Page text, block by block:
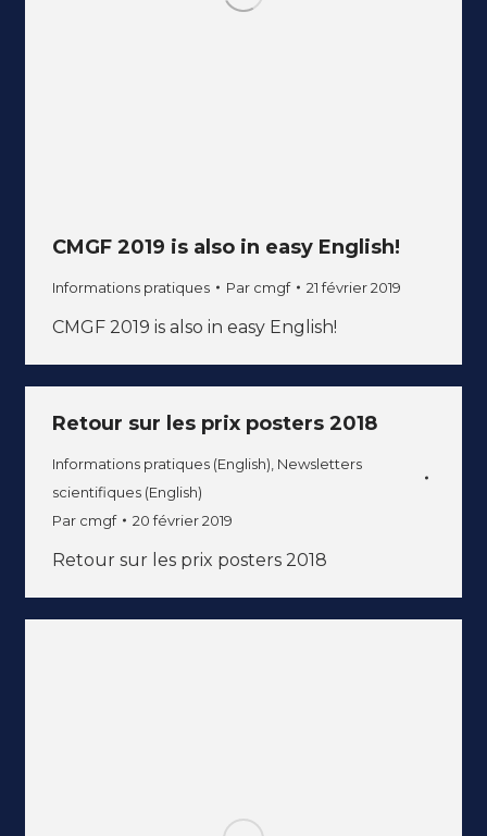
CMGF 2019 is also in easy English!
Informations pratiques Par cmgf 21 février 2019
CMGF 2019 is also in easy English!
Retour sur les prix posters 2018
Informations pratiques (English) Newsletters
scientifiques (English)
Par cmgf 20 février 2019
Retour sur les prix posters 2018